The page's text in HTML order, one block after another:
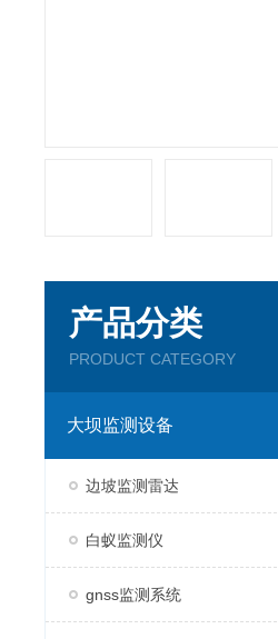
产品分类
PRODUCT CATEGORY
大坝监测设备
边坡监测雷达
白蚁监测仪
gnss监测系统